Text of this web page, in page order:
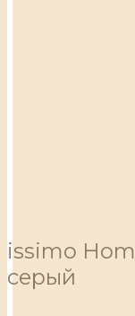
issimo
серый